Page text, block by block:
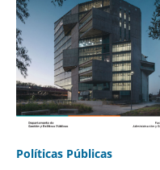
Políticas Públicas